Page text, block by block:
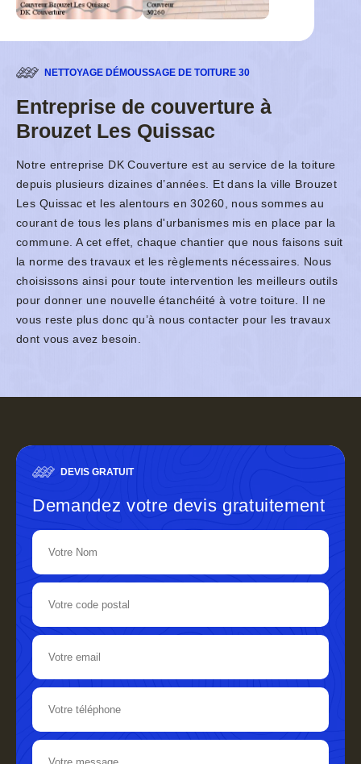
NETTOYAGE DÉMOUSSAGE DE TOITURE 30
Entreprise de couverture à
Brouzet Les Quissac
Notre entreprise DK Couverture est au service de la toiture
depuis plusieurs dizaines d’années. Et dans la ville Brouzet
Les Quissac et les alentours en 30260, nous sommes au
courant de tous les plans d'urbanismes mis en place par la
commune. A cet effet, chaque chantier que nous faisons suit
la norme des travaux et les règlements nécessaires. Nous
choisissons ainsi pour toute intervention les meilleurs outils
pour donner une nouvelle étanchéité à votre toiture. Il ne
vous reste plus donc qu’à nous contacter pour les travaux
dont vous avez besoin.
DEVIS GRATUIT
Demandez votre devis gratuitement